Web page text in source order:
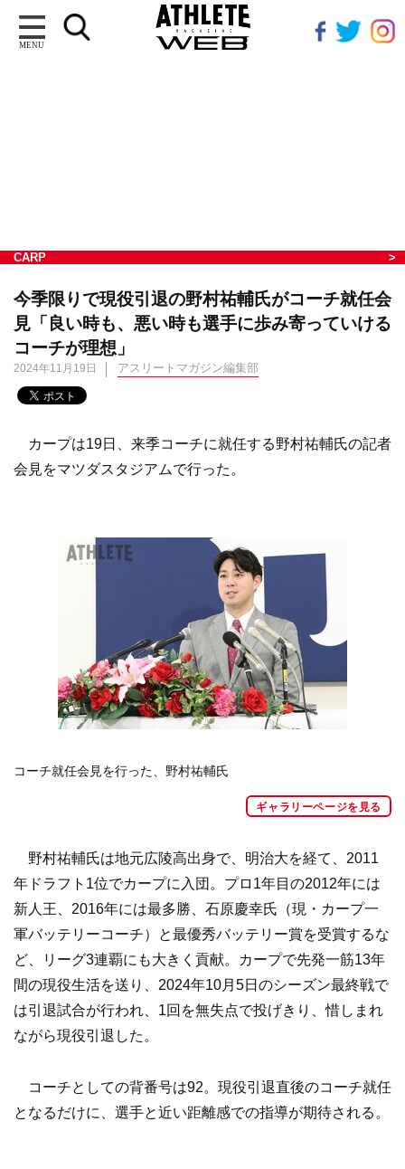
MENU
CARP
今季限りで現役引退の野村祐輔氏がコーチ就任会
見「良い時も、悪い時も選手に歩み寄っていける
コーチが理想」
2024年11月19日 アスリートマガジン編集部
カープは19日、来季コーチに就任する野村祐輔氏の記者
会見をマツダスタジアムで行った。
コーチ就任会見を行った、野村祐輔氏
ギャラリーページを見る
野村祐輔氏は地元広陵高出身で、明治大を経て、2011
年ドラフト1位でカープに入団。プロ1年目の2012年には
新人王、2016年には最多勝、石原慶幸氏（現・カープ一
軍バッテリーコーチ）と最優秀バッテリー賞を受賞するな
ど、リーグ3連覇にも大きく貢献。カープで先発一筋13年
間の現役生活を送り、2024年10月5日のシーズン最終戦で
は引退試合が行われ、1回を無失点で投げきり、惜しまれ
ながら現役引退した。
コーチとしての背番号は92。現役引退直後のコーチ就任
となるだけに、選手と近い距離感での指導が期待される。